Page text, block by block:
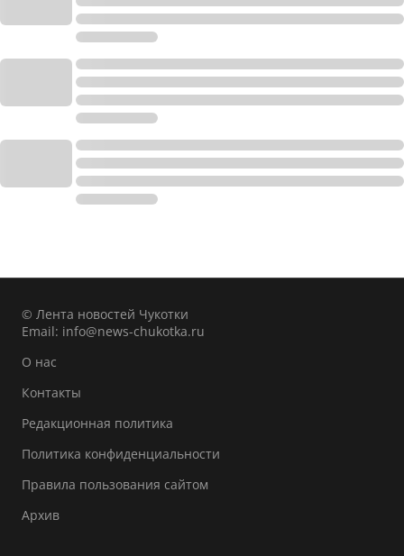
© Лента новостей Чукотки
Email: info@news-chukotka.ru
О нас
Контакты
Редакционная политика
Политика конфиденциальности
Правила пользования сайтом
Архив